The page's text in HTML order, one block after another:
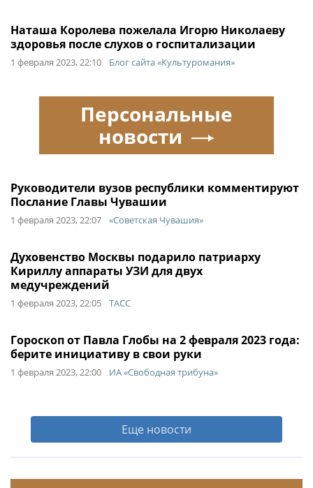
Наташа Королева пожелала Игорю Николаеву
здоровья после слухов о госпитализации
1 февраля 2023, 22:10 Блог сайта «Культуромания»
Руководители вузов республики комментируют
Послание Главы Чувашии
1 февраля 2023, 22:07 «Советская Чувашия»
Духовенство Москвы подарило патриарху
Кириллу аппараты УЗИ для двух
медучреждений
1 февраля 2023, 22:05 ТАСС
Гороскоп от Павла Глобы на 2 февраля 2023 года:
берите инициативу в свои руки
1 февраля 2023, 22:00 ИА «Свободная трибуна»
Еще новости
Персональные
новости